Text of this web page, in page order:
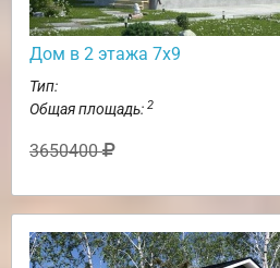
Дом в 2 этажа 7х9
Тип:
Общая площадь: 2
3650400